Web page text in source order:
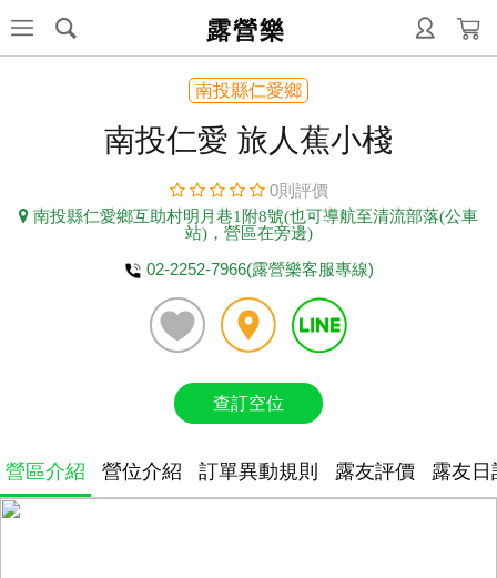
露營樂
南投縣仁愛鄉
南投仁愛 旅人蕉小棧
0則評價
南投縣仁愛鄉互助村明月巷1附8號(也可導航至清流部落(公車
站)，營區在旁邊)
02-2252-7966(露營樂客服專線)
查訂空位
營區介紹 營位介紹 訂單異動規則 露友評價 露友日